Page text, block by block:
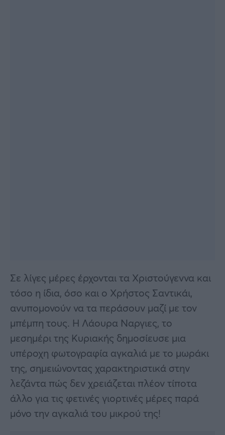
Σε λίγες μέρες έρχονται τα Χριστούγεννα και
τόσο η ίδια, όσο και ο Χρήστος Σαντικάι,
ανυπομονούν να τα περάσουν μαζί με τον
μπέμπη τους. Η Λάουρα Ναργιες, το
μεσημέρι της Κυριακής δημοσίευσε μια
υπέροχη φωτογραφία αγκαλιά με το μωράκι
της, σημειώνοντας χαρακτηριστικά στην
λεζάντα πώς δεν χρειάζεται πλέον τίποτα
άλλο για τις φετινές γιορτινές μέρες παρά
μόνο την αγκαλιά του μικρού της!